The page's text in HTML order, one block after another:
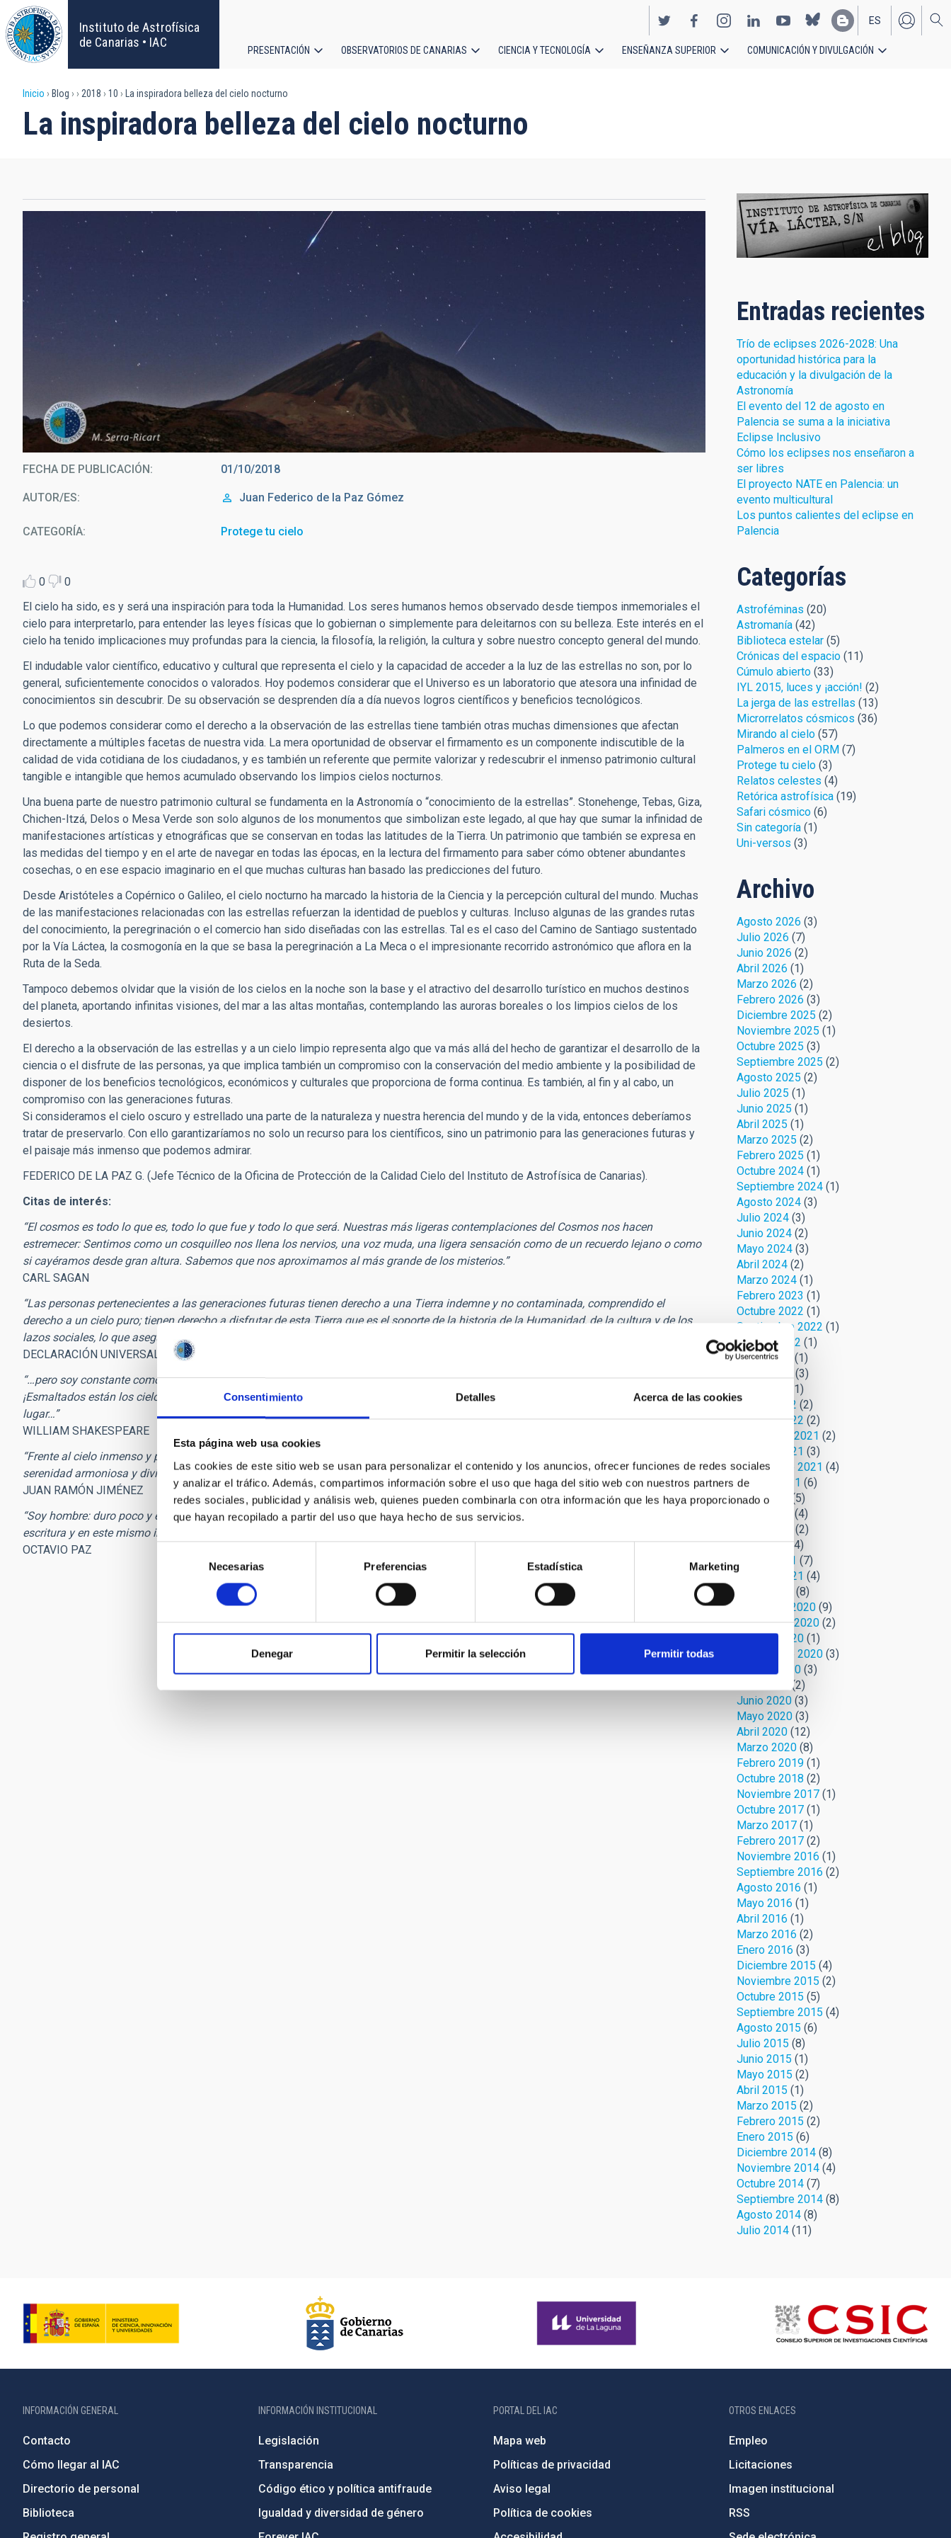
Consentimiento Detalles Acerca de las cookies
Esta página web usa cookies
Las cookies de este sitio web se usan para personalizar el contenido y los anuncios, ofrecer funciones de redes sociales
y analizar el tráfico. Además, compartimos información sobre el uso que haga del sitio web con nuestros partners de
redes sociales, publicidad y análisis web, quienes pueden combinarla con otra información que les haya proporcionado o
que hayan recopilado a partir del uso que haya hecho de sus servicios.
consentimiento
Necesarias Preferencias Estadística Marketing
Denegar Permitir la selección Permitir todas
Pasar
al
contenido
principal
Instituto de Astrofísica
de Canarias • IAC
EN
ES
principal
PRESENTACIÓN OBSERVATORIOS DE CANARIAS CIENCIA Y TECNOLOGÍA ENSEÑANZA SUPERIOR COMUNICACIÓN Y DIVULGACIÓN
Sobrescribir
enlaces
ayuda
la
navegación
Inicio Blog 2018 10 La inspiradora belleza del cielo nocturno
La inspiradora belleza del cielo nocturno
Cielo de Tenerife sobre el Teide nevado. Crédito: Daniel López.
FECHA DE PUBLICACIÓN 01/10/2018
AUTOR/ES Juan Federico de la Paz Gómez
CATEGORÍA Protege tu cielo
0
0
El cielo ha sido, es y será una inspiración para toda la Humanidad. Los seres humanos hemos observado desde tiempos inmemoriales el
cielo para interpretarlo, para entender las leyes físicas que lo gobiernan o simplemente para deleitarnos con su belleza. Este interés en el
cielo ha tenido implicaciones muy profundas para la ciencia, la filosofía, la religión, la cultura y sobre nuestro concepto general del mundo.
El indudable valor científico, educativo y cultural que representa el cielo y la capacidad de acceder a la luz de las estrellas no son, por lo
general, suficientemente conocidos o valorados. Hoy podemos considerar que el Universo es un laboratorio que atesora una infinidad de
conocimientos sin descubrir. De su observación se desprenden día a día nuevos logros científicos y beneficios tecnológicos.
Lo que podemos considerar como el derecho a la observación de las estrellas tiene también otras muchas dimensiones que afectan
directamente a múltiples facetas de nuestra vida. La mera oportunidad de observar el firmamento es un componente indiscutible de la
calidad de vida cotidiana de los ciudadanos, y es también un referente que permite valorizar y redescubrir el inmenso patrimonio cultural
tangible e intangible que hemos acumulado observando los limpios cielos nocturnos.
Una buena parte de nuestro patrimonio cultural se fundamenta en la Astronomía o “conocimiento de la estrellas”. Stonehenge, Tebas, Giza,
Chichen-Itzá, Delos o Mesa Verde son solo algunos de los monumentos que simbolizan este legado, al que hay que sumar la infinidad de
manifestaciones artísticas y etnográficas que se conservan en todas las latitudes de la Tierra. Un patrimonio que también se expresa en
las medidas del tiempo y en el arte de navegar en todas las épocas, en la lectura del firmamento para saber cómo obtener abundantes
cosechas, o en ese espacio imaginario en el que muchas culturas han basado las predicciones del futuro.
Desde Aristóteles a Copérnico o Galileo, el cielo nocturno ha marcado la historia de la Ciencia y la percepción cultural del mundo. Muchas
de las manifestaciones relacionadas con las estrellas refuerzan la identidad de pueblos y culturas. Incluso algunas de las grandes rutas
del conocimiento, la peregrinación o el comercio han sido diseñadas con las estrellas. Tal es el caso del Camino de Santiago sustentado
por la Vía Láctea, la cosmogonía en la que se basa la peregrinación a La Meca o el impresionante recorrido astronómico que aflora en la
Ruta de la Seda.
Tampoco debemos olvidar que la visión de los cielos en la noche son la base y el atractivo del desarrollo turístico en muchos destinos
del planeta, aportando infinitas visiones, del mar a las altas montañas, contemplando las auroras boreales o los limpios cielos de los
desiertos.
El derecho a la observación de las estrellas y a un cielo limpio representa algo que va más allá del hecho de garantizar el desarrollo de la
ciencia o el disfrute de las personas, ya que implica también un compromiso con la conservación del medio ambiente y la posibilidad de
disponer de los beneficios tecnológicos, económicos y culturales que proporciona de forma continua. Es también, al fin y al cabo, un
compromiso con las generaciones futuras.
Si consideramos el cielo oscuro y estrellado una parte de la naturaleza y nuestra herencia del mundo y de la vida, entonces deberíamos
tratar de preservarlo. Con ello garantizaríamos no solo un recurso para los científicos, sino un patrimonio para las generaciones futuras y
el paisaje más inmenso que podemos admirar.
FEDERICO DE LA PAZ G. (Jefe Técnico de la Oficina de Protección de la Calidad Cielo del Instituto de Astrofísica de Canarias).
Citas de interés:
“El cosmos es todo lo que es, todo lo que fue y todo lo que será. Nuestras más ligeras contemplaciones del Cosmos nos hacen
estremecer: Sentimos como un cosquilleo nos llena los nervios, una voz muda, una ligera sensación como de un recuerdo lejano o como
si cayéramos desde gran altura. Sabemos que nos aproximamos al más grande de los misterios.”
CARL SAGAN
“Las personas pertenecientes a las generaciones futuras tienen derecho a una Tierra indemne y no contaminada, comprendido el
derecho a un cielo puro; tienen derecho a disfrutar de esta Tierra que es el soporte de la historia de la Humanidad, de la cultura y de los
lazos sociales, lo que asegura a cada generación y a cada individuo su pertenencia a la gran familia humana.”
DECLARACIÓN UNIVERSAL DE LOS DERECHOS HUMANOS DE LAS GENERACIONES FUTURAS
“…pero soy constante como la estrella polar, que por su fijeza e inmovilidad no tiene semejanza con ninguna otra del firmamento.
¡Esmaltados están los cielos con innumerables chispas, todas de fuego y todas resplandecientes, pero entre ellas sólo una mantiene su
lugar…”
WILLIAM SHAKESPEARE
“Frente al cielo inmenso y puro de un incendiado añil, mis ojos se abren noblemente recibiendo en su calma esa placidez sin nombre, esa
serenidad armoniosa y divina que vive en el sinfín del horizonte.”
JUAN RAMÓN JIMÉNEZ
“Soy hombre: duro poco y es enorme la noche. Pero miro hacia arriba: las estrellas escriben. Sin entender comprendo: también soy
escritura y en este mismo instante alguien me deletrea.”
OCTAVIO PAZ
Entradas recientes
Trío de eclipses 2026-2028: Una
oportunidad histórica para la
educación y la divulgación de la
Astronomía
El evento del 12 de agosto en
Palencia se suma a la iniciativa
Eclipse Inclusivo
Cómo los eclipses nos enseñaron a
ser libres
El proyecto NATE en Palencia: un
evento multicultural
Los puntos calientes del eclipse en
Palencia
Categorías
Astroféminas (20)
Astromanía(42)
Biblioteca estelar(5)
Crónicas del espacio(11)
Cúmulo abierto(33)
IYL 2015, luces y ¡acción! (2)
La jerga de las estrellas (13)
Microrrelatos cósmicos (36)
Mirando al cielo(57)
Palmeros en el ORM(7)
Protege tu cielo(3)
Relatos celestes (4)
Retórica astrofísica(19)
Safari cósmico(6)
Sin categoría(1)
Uni-versos (3)
Archivo
Agosto 2026 (3)
Julio 2026 (7)
Junio 2026 (2)
Abril 2026 (1)
Marzo 2026 (2)
Febrero 2026 (3)
Diciembre 2025 (2)
Noviembre 2025 (1)
Octubre 2025 (3)
Septiembre 2025 (2)
Agosto 2025 (2)
Julio 2025 (1)
Junio 2025 (1)
Abril 2025 (1)
Marzo 2025 (2)
Febrero 2025 (1)
Octubre 2024(1)
Septiembre 2024(1)
Agosto 2024(3)
Julio 2024(3)
Junio 2024(2)
Mayo 2024(3)
Abril 2024(2)
Marzo 2024(1)
Febrero 2023 (1)
Octubre 2022 (1)
Septiembre 2022 (1)
Agosto 2022 (1)
Junio 2022
(1)
(3)
(1)
Marzo 2022 (2)
Febrero 2022 (2)
Noviembre 2021 (2)
Octubre 2021 (3)
Septiembre 2021 (4)
Agosto 2021 (6)
Julio 2021
(5)
(4)
(2)
Abril 2021(4)
Marzo 2021 (7)
Febrero 2021 (4)
(8)
Diciembre 2020(9)
Noviembre 2020(2)
Octubre 2020(1)
Septiembre 2020(3)
Agosto 2020(3)
(2)
Junio 2020(3)
Mayo 2020(3)
Abril 2020(12)
Marzo 2020(8)
Febrero 2019(1)
Octubre 2018 (2)
Noviembre 2017(1)
Octubre 2017(1)
Marzo 2017(1)
Febrero 2017(2)
Noviembre 2016 (1)
Septiembre 2016 (2)
Agosto 2016 (1)
Mayo 2016 (1)
Abril 2016 (1)
Marzo 2016 (2)
Enero 2016 (3)
Diciembre 2015 (4)
Noviembre 2015 (2)
Octubre 2015 (5)
Septiembre 2015 (4)
Agosto 2015 (6)
Julio 2015 (8)
Junio 2015 (1)
Mayo 2015 (2)
Abril 2015 (1)
Marzo 2015 (2)
Febrero 2015 (2)
Enero 2015 (6)
Diciembre 2014(8)
Noviembre 2014(4)
Octubre 2014(7)
Septiembre 2014(8)
Agosto 2014(8)
Julio 2014(11)
INFORMACIÓN GENERAL
Contacto
Cómo llegar al IAC
Directorio de personal
Biblioteca
INFORMACIÓN INSTITUCIONAL
Legislación
Transparencia
Código ético y política antifraude
Igualdad y diversidad de género
PORTAL DEL IAC
Mapa web
Políticas de privacidad
Aviso legal
Política de cookies
OTROS ENLACES
Empleo
Licitaciones
Imagen institucional
RSS